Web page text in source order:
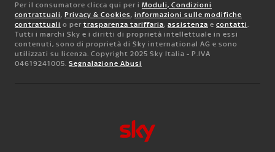
Per il consumatore clicca qui per i Moduli, Condizioni
contrattuali, Privacy & Cookies, informazioni sulle modifiche
contrattuali o per trasparenza tariffaria, assistenza e contatti.
Tutti i marchi Sky e i diritti di proprietà intellettuale in essi
contenuti, sono di proprietà di Sky international AG e sono
utilizzati su licenza. Copyright 2025 Sky Italia - P.IVA
04619241005. Segnalazione Abusi